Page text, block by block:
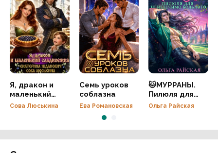
Я, дракон и
маленький
сладкоежка
Сова Люськина
Семь уроков
соблазна
Ева Романовская
🐱МУРРАНЫ.
Пилюля для
неизлечимо
Ольга Райская